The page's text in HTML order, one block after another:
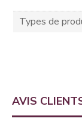
Types de
AVIS